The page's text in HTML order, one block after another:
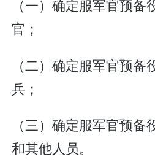
（一）确定服军官预
官；
（二）确定服军官预
兵；
（三）确定服军官预
和其他人员。